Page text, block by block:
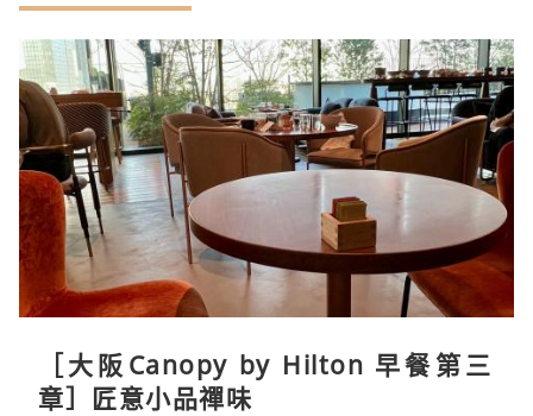
［大阪Canopy by Hilton 早餐第三
章］匠意小品禪味